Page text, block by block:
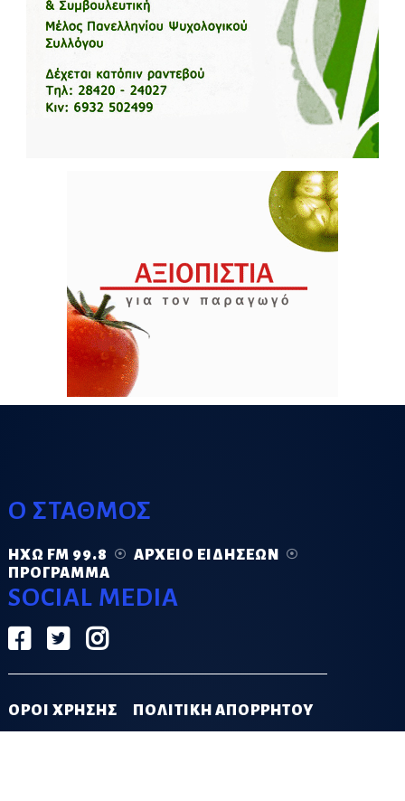
Ο ΣΤΑΘΜΟΣ
ΗΧΏ FM 99.8
ΑΡΧΕΊΟ ΕΙΔΉΣΕΩΝ
ΠΡΌΓΡΑΜΜΑ
SOCIAL MEDIA
ΟΡΟΙ ΧΡΗΣΗΣ ΠΟΛΙΤΙΚΗ ΑΠΟΡΡΗΤΟΥ